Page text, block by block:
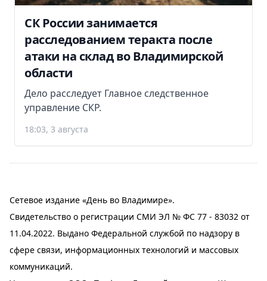
СК России занимается
расследованием теракта после
атаки на склад во Владимирской
области
Дело расследует Главное следственное
управление СКР.
18:03, 3 августа
Сетевое издание «День во Владимире».
Свидетельство о регистрации СМИ ЭЛ № ФС 77 - 83032 от
11.04.2022. Выдано Федеральной службой по надзору в
сфере связи, информационных технологий и массовых
коммуникаций.